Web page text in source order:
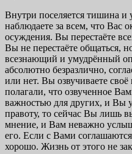
Внутри поселяется тишина
наблюдаете за всем, что Вас
осуждения. Вы перестаёте
Вы не перестаёте общаться,
всезнающий и умудрённый
абсолютно безразлично,
или нет. Вы озвучиваете
полагали, что озвученное
важностью для других, и Вы
правоту, то сейчас Вы лишь
мнение, и Вам неважно
его. Если с Вами
хорошо. Жизнь от этого не